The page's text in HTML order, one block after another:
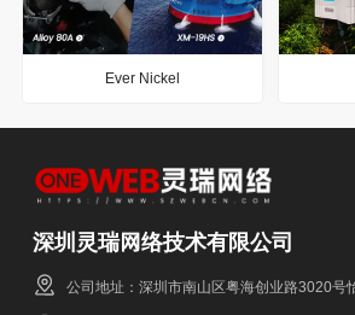
Ever Nickel
深圳灵瑞网络技术有限公司
公司地址：深圳市南山区粤海创业路3020号